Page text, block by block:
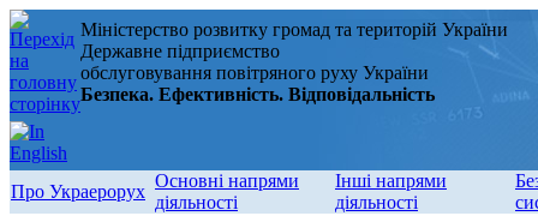
Міністерство розвитку громад та територій України
Державне підприємство
обслуговування повітряного руху України
Безпека. Ефективність. Відповідальність
Про Украерорух
Основні напрями
діяльності
Інші напрями
діяльності